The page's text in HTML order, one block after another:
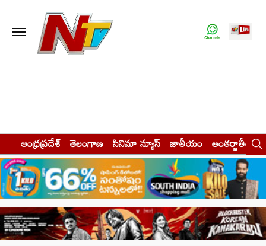
ఆంధ్రప్రదేశ్ తెలంగాణ సినిమా న్యూస్ జాతీయం అంతర్జాతీయం